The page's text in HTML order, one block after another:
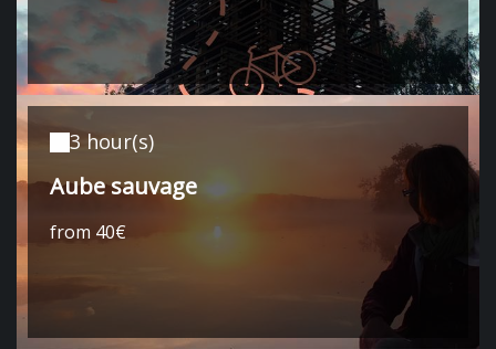
3 hour(s)
Aube sauvage
from 40€